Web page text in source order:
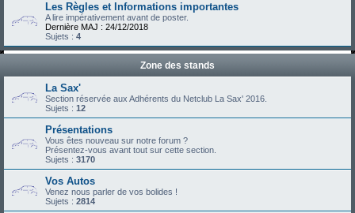
Les Règles et Informations importantes
A lire impérativement avant de poster.
Dernière MAJ : 24/12/2018
Sujets : 4
Zone des stands
La Sax'
Section réservée aux Adhérents du Netclub La Sax' 2016.
Sujets : 12
Présentations
Vous êtes nouveau sur notre forum ?
Présentez-vous avant tout sur cette section.
Sujets : 3170
Vos Autos
Venez nous parler de vos bolides !
Sujets : 2814